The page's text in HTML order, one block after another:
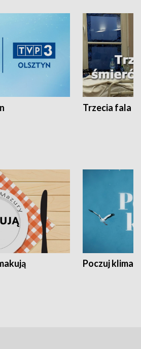
Trzecia fala -
Poczuj klimat